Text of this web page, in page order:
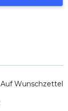
Auf Wunschzettel